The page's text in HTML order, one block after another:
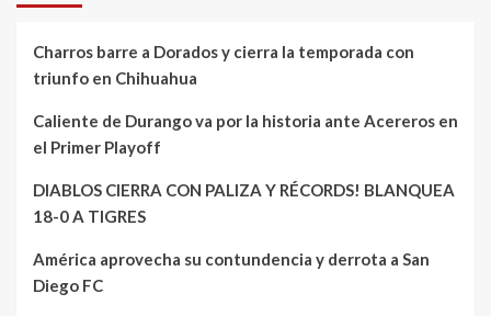
Charros barre a Dorados y cierra la temporada con
triunfo en Chihuahua
Caliente de Durango va por la historia ante Acereros en
el Primer Playoff
DIABLOS CIERRA CON PALIZA Y RÉCORDS! BLANQUEA
18-0 A TIGRES
América aprovecha su contundencia y derrota a San
Diego FC